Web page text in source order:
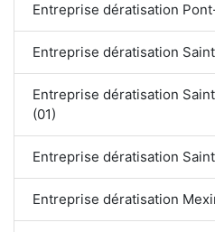
Entreprise dératisation
Entreprise dératisation
Entreprise dératisation
(01)
Entreprise dératisation
Entreprise dératisation